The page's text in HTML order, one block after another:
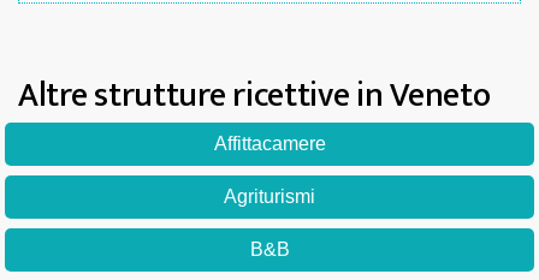
Altre strutture ricettive in Veneto
Affittacamere
Agriturismi
B&B